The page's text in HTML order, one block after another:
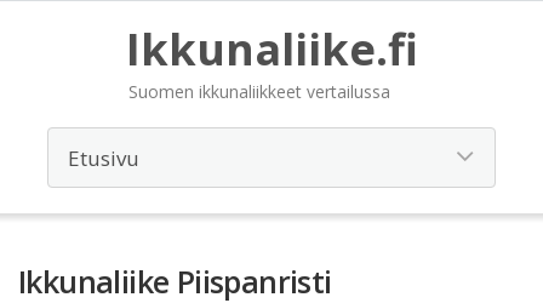
Ikkunaliike.fi
Suomen ikkunaliikkeet vertailussa
Ikkunaliike Piispanristi